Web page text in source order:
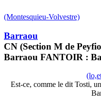
(Montesquieu-Volvestre)
Barraou
CN (Section M de
Barraou FANTOIR :
Est-ce, comme le dit Tosti,